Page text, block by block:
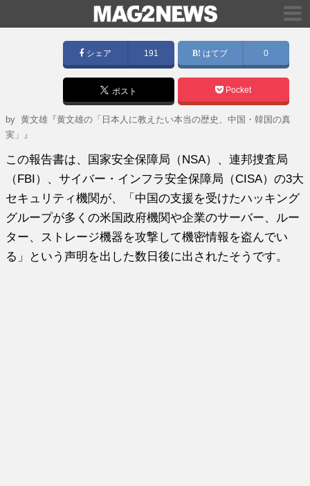
シェア 191 はてブ 0
ポスト Pocket
by黄文雄『黄文雄の「日本人に教えたい本当の歴史、中国・韓国の真
実」』
この報告書は、国家安全保障局（NSA）、連邦捜査局
（FBI）、サイバー・インフラ安全保障局（CISA）の3大
セキュリティ機関が、「中国の支援を受けたハッキング
グループが多くの米国政府機関や企業のサーバー、ルー
ター、ストレージ機器を攻撃して機密情報を盗んでい
る」という声明を出した数日後に出されたそうです。